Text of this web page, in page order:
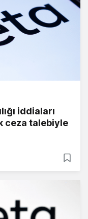
iddiaları
ceza talebiyle